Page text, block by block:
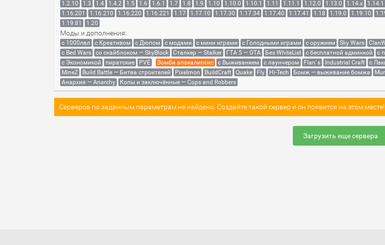
1.2.10
1.3 1.4 1.4.2 1.5 1.6 1.6.1 1.7 1.8 1.9 1.10 1.10.0 1.10.1 1.11 1.11.1 1.12.0 1.13.0 1.14.x 1.14.1
1.16.201
1.16.210 1.16.220 1.16.221 1.17 1.17.10 1.17.30 1.17.34 1.17.40 1.17.41 1.18 1.19.0 1.19.10
1.19.81
1.20
Моды и дополнения:
с 1000лвл c Креативом с Дюпом с модами с мини играми с Голодными играми с оружием Sky Wars
с Bed Wars
со скайблоком — SkyBlock Сталкер — Stalker ГТА 5 — GTA Без WhiteList с бесплатной админкой с
с Экономикой
пиратские PVE Зомби апокалипсис с Выживанием с лаунчером Flan`s Industrial Craft с
MineZ
Build Battle — Битва строителей Pixelmon BuildCraft Quake Fly Hi-Tech Бомж — выживание бомжа
Анархия — Anarchy
Копы и заключённые — Cops and Robbers
Серверов по заданным параметрам не найдено. Создайте такой сервер и он появится на этом месте!
Загрузить еще сервера